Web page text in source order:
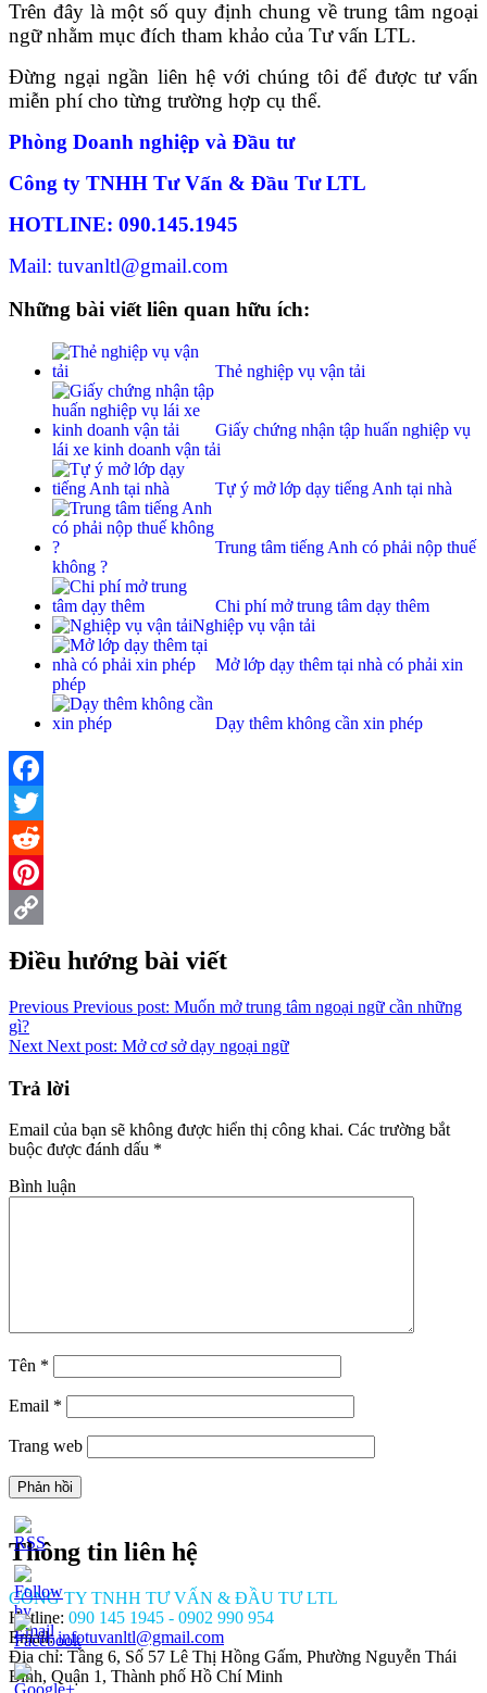
Trên đây là một số quy định chung về trung tâm ngoại
ngữ nhằm mục đích tham khảo của Tư vấn LTL.
Đừng ngại ngần liên hệ với chúng tôi để được tư vấn
miễn phí cho từng trường hợp cụ thể.
Phòng Doanh nghiệp và Đầu tư
Công ty TNHH Tư Vấn & Đầu Tư LTL
HOTLINE: 090.145.1945
Mail: tuvanltl@gmail.com
Những bài viết liên quan hữu ích:
Thẻ nghiệp vụ vận tải
Giấy chứng nhận tập huấn nghiệp vụ
lái xe kinh doanh vận tải
Tự ý mở lớp dạy tiếng Anh tại nhà
Trung tâm tiếng Anh có phải nộp thuế
không ?
Chi phí mở trung tâm dạy thêm
Nghiệp vụ vận tải
Mở lớp dạy thêm tại nhà có phải xin
phép
Dạy thêm không cần xin phép
Facebook
Twitter
Reddit
Pinterest
Điều hướng bài viết
Previous Previous post: Muốn mở trung tâm ngoại ngữ cần những
gì?
Next Next post: Mở cơ sở dạy ngoại ngữ
Trả lời
Email của bạn sẽ không được hiển thị công khai. Các trường bắt
buộc được đánh dấu *
Bình luận
Tên *
Email *
Trang web
Thông tin liên hệ
CÔNG TY TNHH TƯ VẤN & ĐẦU TƯ LTL
Hotline: 090 145 1945 - 0902 990 954
Email:infotuvanltl@gmail.com
Địa chỉ: Tầng 6, Số 57 Lê Thị Hồng Gấm, Phường Nguyễn Thái
Bình, Quận 1, Thành phố Hồ Chí Minh